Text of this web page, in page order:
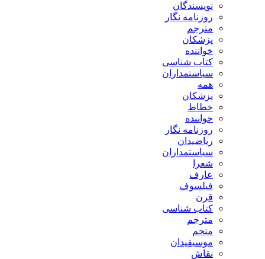
نویسندگان
روزنامه نگار
مترجم
پزشکان
خواننده
کتاب شناسی
سیاستمداران
همه
پزشکان
خطاط
خواننده
روزنامه نگار
ریاضیدان
سیاستمداران
شعرا
عارف
فیلسوف
قرن
کتاب شناسی
مترجم
منجم
موسیقیدان
نقاش